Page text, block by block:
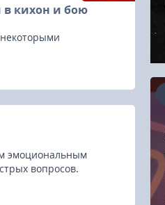
в кихон и бою
эмоциональным
вопросов.
5